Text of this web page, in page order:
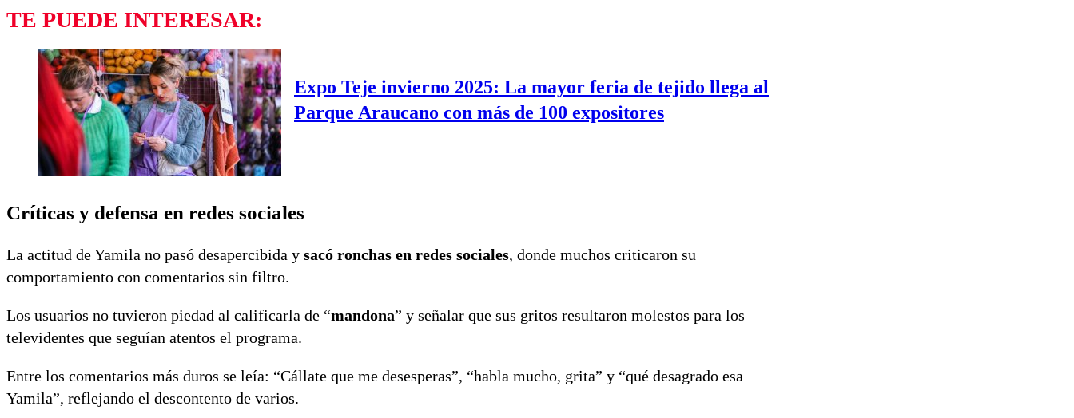
TE PUEDE INTERESAR:
Expo Teje invierno 2025: La mayor feria de tejido llega al
Parque Araucano con más de 100 expositores
Críticas y defensa en redes sociales
La actitud de Yamila no pasó desapercibida y sacó ronchas en redes sociales, donde muchos criticaron su
comportamiento con comentarios sin filtro.
Los usuarios no tuvieron piedad al calificarla de “mandona” y señalar que sus gritos resultaron molestos para los
televidentes que seguían atentos el programa.
Entre los comentarios más duros se leía: “Cállate que me desesperas”, “habla mucho, grita” y “qué desagrado esa
Yamila”, reflejando el descontento de varios.